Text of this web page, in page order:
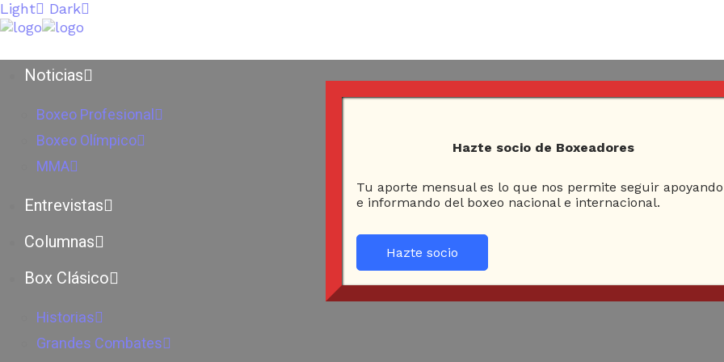
Light Dark
Noticias
Boxeo Profesional
Boxeo Olímpico
MMA
Entrevistas
Columnas
Box Clásico
Historias
Grandes Combates
Hazte socio de Boxeadores
Tu aporte mensual es lo que nos permite seguir apoyando
e informando del boxeo nacional e internacional.
Hazte socio